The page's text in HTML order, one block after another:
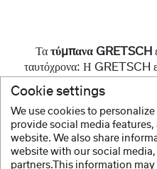
Τατύμπανα GRETSCH
ταυτόχρονα: Η GRETSCH
στην κατασκευή
Cookie settings
We use cookies to
provide social media
website. We also share
website with our social
partners.This information